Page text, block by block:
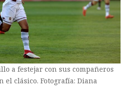
a festejar con sus compañeros
clásico. Fotografía: Diana